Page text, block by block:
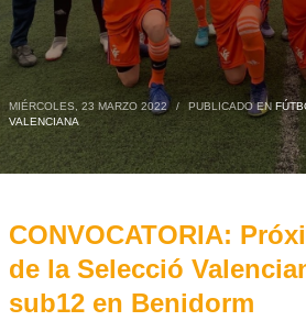
MIÉRCOLES, 23 MARZO 2022 / PUBLICADO EN
VALENCIANA
CONVOCATORIA:
de la Selecció
sub12 en Benidorm